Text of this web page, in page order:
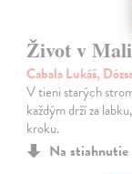
Život v
Cabala Lukáš,
V tieni starých
každým drží za
kroku.
Na stiahnutie